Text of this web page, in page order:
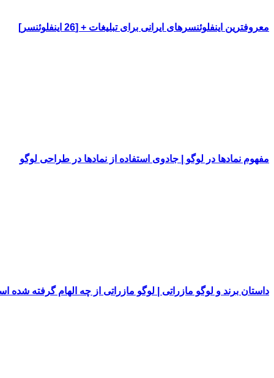
معروفترین اینفلوئنسرهای ایرانی برای تبلیغات + [26 اینفلوئنسر]
مفهوم نمادها در لوگو | جادوی استفاده از نمادها در طراحی لوگو
داستان برند و لوگو مازراتی | لوگو مازراتی از چه الهام گرفته شده